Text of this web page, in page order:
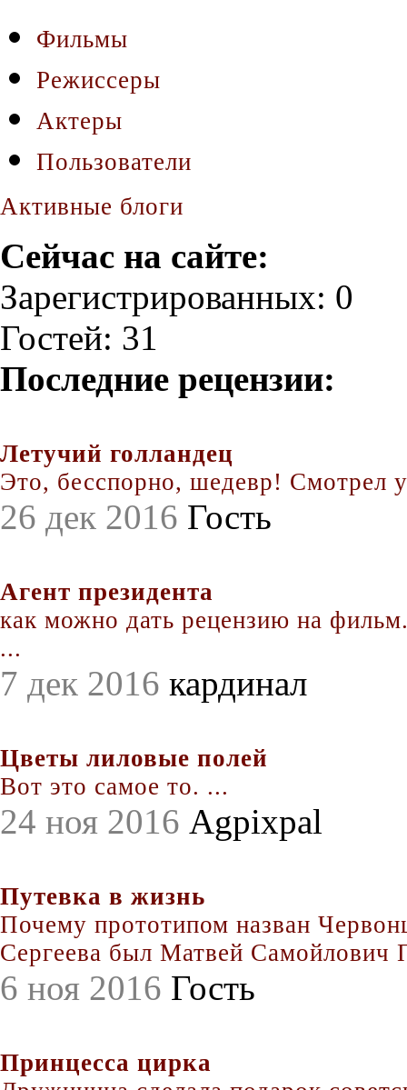
Фильмы
Режиссеры
Актеры
Пользователи
Активные блоги
Сейчас на сайте:
Зарегистрированных: 0
Гостей: 31
Последние рецензии:
Летучий голландец
Это, бесспорно, шедевр! Смотрел
26 дек 2016 Гость
Агент президента
как можно дать рецензию на
...
7 дек 2016 кардинал
Цветы лиловые полей
Вот это самое то. ...
24 ноя 2016 Agpixpal
Путевка в жизнь
Почему прототипом назван
Сергеева был Матвей Самойлович
6 ноя 2016 Гость
Принцесса цирка